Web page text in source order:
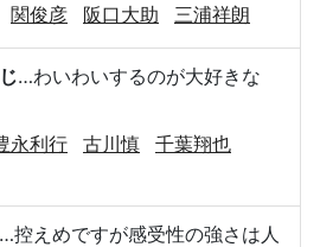
関俊彦 阪口大助 三浦祥朗
…わいわいするのが大好きな
永利行 古川慎
千葉翔也
…控えめですが感受性の強さは人